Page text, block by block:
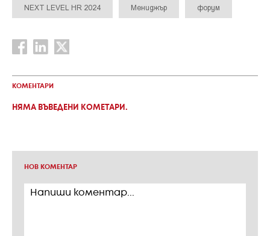
NEXT LEVEL HR 2024 Мениджър форум
КОМЕНТАРИ
НЯМА ВЪВЕДЕНИ КОМЕТАРИ.
НОВ КОМЕНТАР